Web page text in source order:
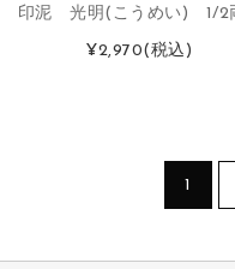
印泥 光明(こうめい) 1/2
¥2,970(税込)
1